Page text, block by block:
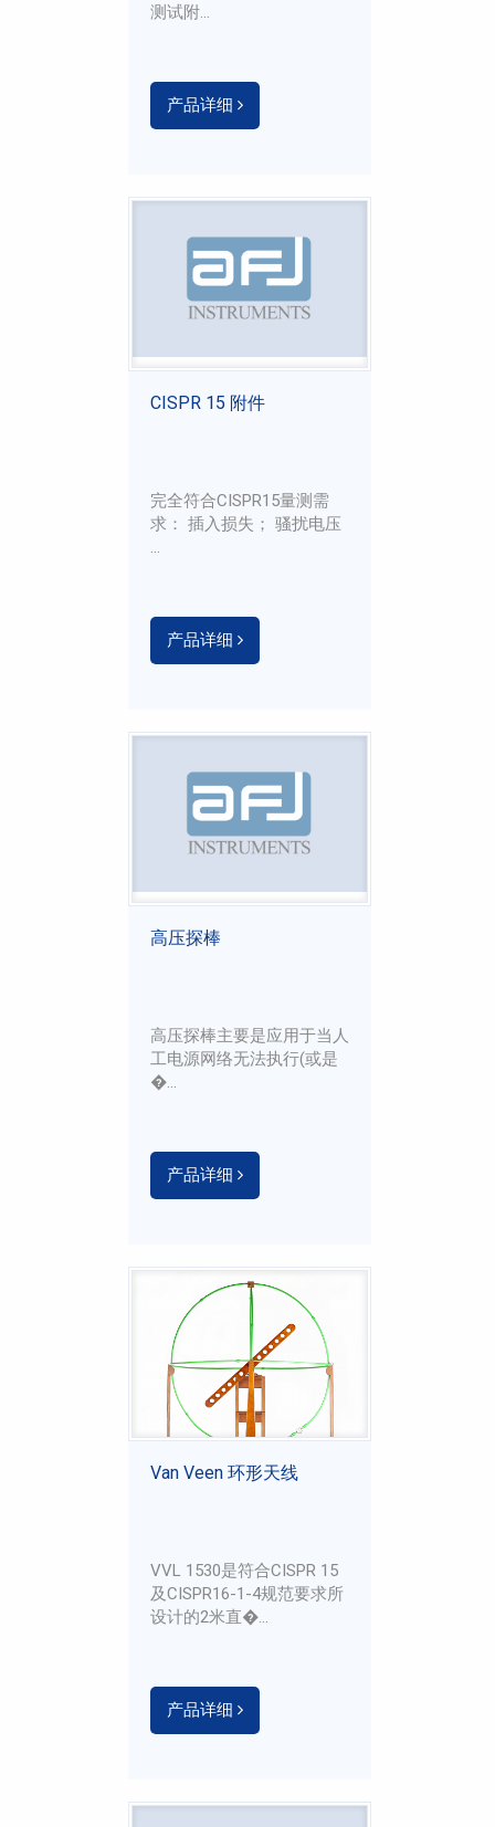
测试附...
产品详细
CISPR 15 附件
完全符合CISPR15量测需
求： 插入损失； 骚扰电压
...
产品详细
高压探棒
高压探棒主要是应用于当人
工电源网络无法执行(或是
�...
产品详细
Van Veen 环形天线
VVL 1530是符合CISPR 15
及CISPR16-1-4规范要求所
设计的2米直�...
产品详细